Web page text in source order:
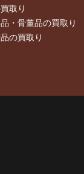
取り
・骨董品の買取り
の買取り